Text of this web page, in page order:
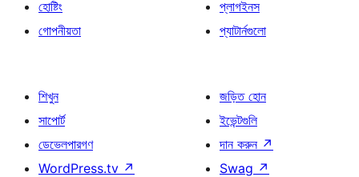
হোষ্টিং
গোপনীয়তা
প্লাগইনস
প্যাটার্নগুলো
শিখুন
সাপোর্ট
ডেভেলপারগণ
WordPress.tv ↗
জড়িত হোন
ইভেন্টগুলি
দান করুন ↗
Swag ↗